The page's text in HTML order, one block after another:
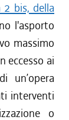
bis, della
l'asporto
massimo
eccesso ai
un’opera
interventi
o